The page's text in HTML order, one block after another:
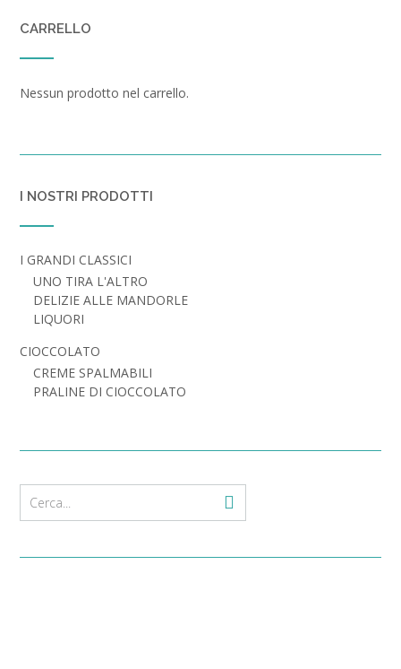
CARRELLO
Nessun prodotto nel carrello.
I NOSTRI PRODOTTI
I GRANDI CLASSICI
UNO TIRA L'ALTRO
DELIZIE ALLE MANDORLE
LIQUORI
CIOCCOLATO
CREME SPALMABILI
PRALINE DI CIOCCOLATO